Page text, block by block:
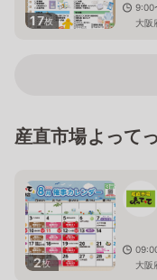
17枚
9:00
大阪
産直市場よって
2枚
大阪